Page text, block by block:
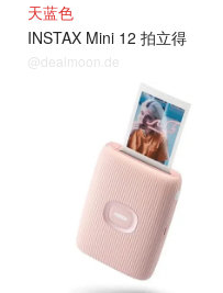
天蓝色
INSTAX Mini 12 拍立得
@dealmoon.de